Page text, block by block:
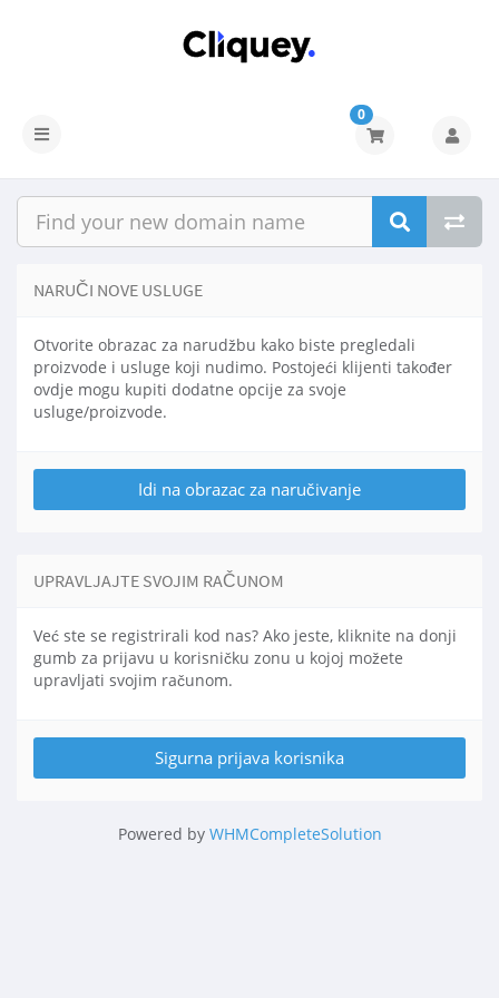
0
NARUČI NOVE USLUGE
Otvorite obrazac za narudžbu kako biste pregledali
proizvode i usluge koji nudimo. Postojeći klijenti također
ovdje mogu kupiti dodatne opcije za svoje
usluge/proizvode.
UPRAVLJAJTE SVOJIM RAČUNOM
Već ste se registrirali kod nas? Ako jeste, kliknite na donji
gumb za prijavu u korisničku zonu u kojoj možete
upravljati svojim računom.
Powered by WHMCompleteSolution